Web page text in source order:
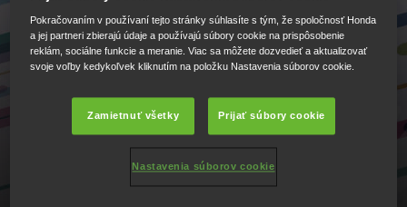
záujmom o tieto údaje spravodlivý prístup k
vygenerovaným údajom a väčšiu transparentnosť v
rámci vygenerovaných údajov. Taktiež podporí
spoločnosti pri vývoji inovatívnych technológií
založených na dátach. Na dosiahnutie týchto cieľov
zákon o údajoch stanovuje niekoľko všeobecných
podmienok, za ktorých má podnik (alebo držiteľ údajov)
Pokračovaním v používaní tejto stránky súhlasíte s tým, že spoločnosť Honda
a jej partneri zbierajú údaje a používajú súbory cookie na prispôsobenie
reklám, sociálne funkcie a meranie. Viac sa môžete dozvedieť a aktualizovať
svoje voľby kedykoľvek kliknutím na položku Nastavenia súborov cookie.
Zamietnuť všetky Prijať súbory cookie
Nastavenia súborov cookie